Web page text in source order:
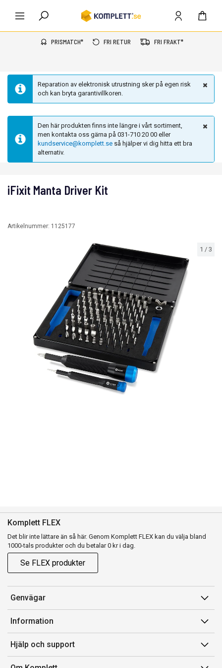
PRISMATCH* FRI RETUR FRI FRAKT*
Reparation av elektronisk utrustning sker på egen risk
och kan bryta garantivillkoren.
Den här produkten finns inte längre i vårt sortiment,
men kontakta oss gärna på 031-710 20 00 eller
kundservice@komplett.se så hjälper vi dig hitta ett bra
alternativ.
1 / 3
iFixit Manta Driver Kit
Artikelnummer: 1125177
Komplett FLEX
Det blir inte lättare än så här. Genom Komplett FLEX kan du välja bland
1000-tals produkter och du betalar 0 kr i dag.
Se FLEX produkter
Genvägar
Konto
Orderhistorik
Presentkort
Komplett Club
Information
Försäljningsvillkor
Medlemsvillkor for Komplett Club
Hjälp och support
Kontakta oss